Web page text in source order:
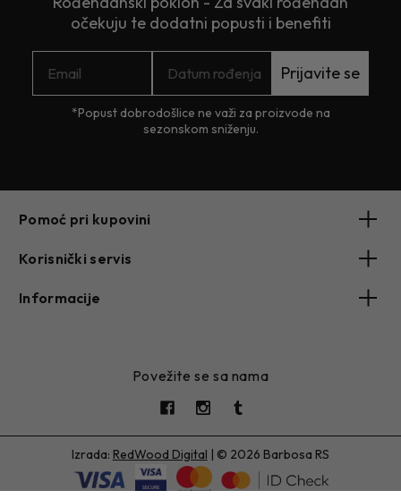
očekuju te dodatni popusti i benefiti
Prijavite se
*Popust dobrodošlice ne važi za proizvode na
sezonskom sniženju.
Pomoć pri kupovini
Korisnički servis
Informacije
Povežite se sa nama
Izrada: RedWood Digital | © 2026 Barbosa RS